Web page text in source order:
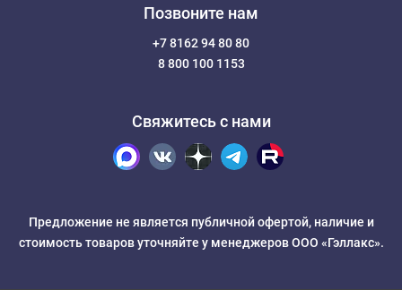
Позвоните нам
+7 8162 94 80 80
8 800 100 1153
Свяжитесь с нами
Предложение не является публичной офертой, наличие и
стоимость товаров уточняйте у менеджеров ООО «Гэллакс».